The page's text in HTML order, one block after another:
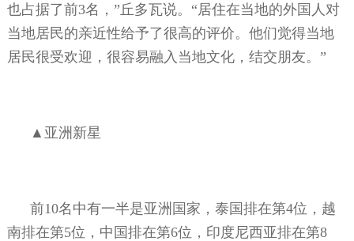
也占据了前3名，”丘多瓦说。“居住在当地的外国人对
当地居民的亲近性给予了很高的评价。他们觉得当地
居民很受欢迎，很容易融入当地文化，结交朋友。”
▲亚洲新星
前10名中有一半是亚洲国家，泰国排在第4位，越
南排在第5位，中国排在第6位，印度尼西亚排在第8